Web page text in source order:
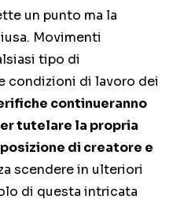
un punto ma la
Movimenti
tipo di
condizioni di lavoro dei
continueranno
tutelare la propria
di creatore e
scendere in ulteriori
di questa intricata